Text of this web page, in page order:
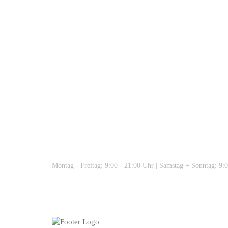
Montag - Freitag: 9:00 - 21:00 Uhr | Samstag + Sonntag: